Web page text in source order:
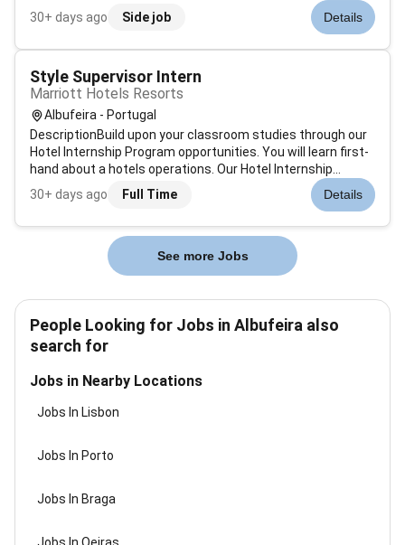
ResponsabilidadesTratamento conferência e lançamento
de faturasApoio administrativo ao departamento de
30+ days ago Side job Details
Style Supervisor Intern
Marriott Hotels Resorts
Albufeira - Portugal
DescriptionBuild upon your classroom studies through our
Hotel Internship Program opportunities. You will learn first-
hand about a hotels operations. Our Hotel Internship
Program allows you to truly experience the industry from
the ground up where our founders and many of our leaders
30+ days ago Full Time Details
See more Jobs
People Looking for Jobs in Albufeira also
search for
Jobs in Nearby Locations
Jobs In Lisbon
Jobs In Porto
Jobs In Braga